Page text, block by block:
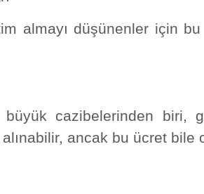
almayı düşünenler için
cazibelerinden biri,
ancak bu ücret bile